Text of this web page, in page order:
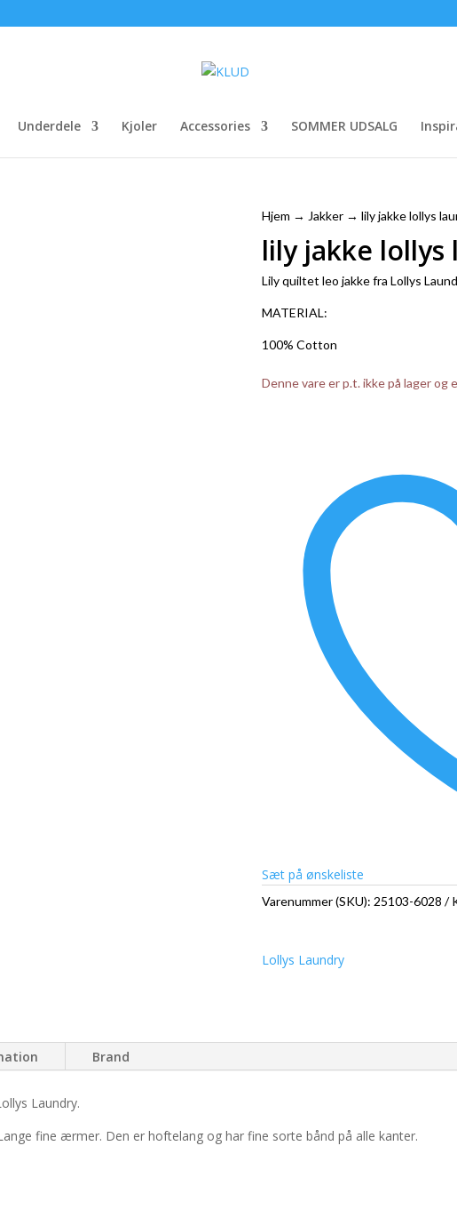
Underdele Kjoler Accessories SOMMER UDSALG
Hjem → Jakker→ lily jakke lollys
lily jakke lollys
Lily quiltet leo jakke fra Lollys
MATERIAL:
100% Cotton
Denne vare er p.t. ikke på lager
Sæt på ønskeliste
Varenummer (SKU): 25103-6028
Lollys Laundry
Brand
Laundry.
fine ærmer. Den er hoftelang og har fine sorte bånd på alle kanter.